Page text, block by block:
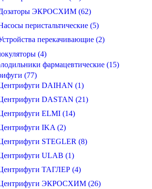
ЭКРОСХИМ (62)
перистальтические (5)
перекачивающие (2)
(4)
фармацевтические (15)
(77)
DAIHAN (1)
DASTAN (21)
ELMI (14)
IKA (2)
STEGLER (8)
ULAB (1)
ТАГЛЕР (4)
ЭКРОСХИМ (26)